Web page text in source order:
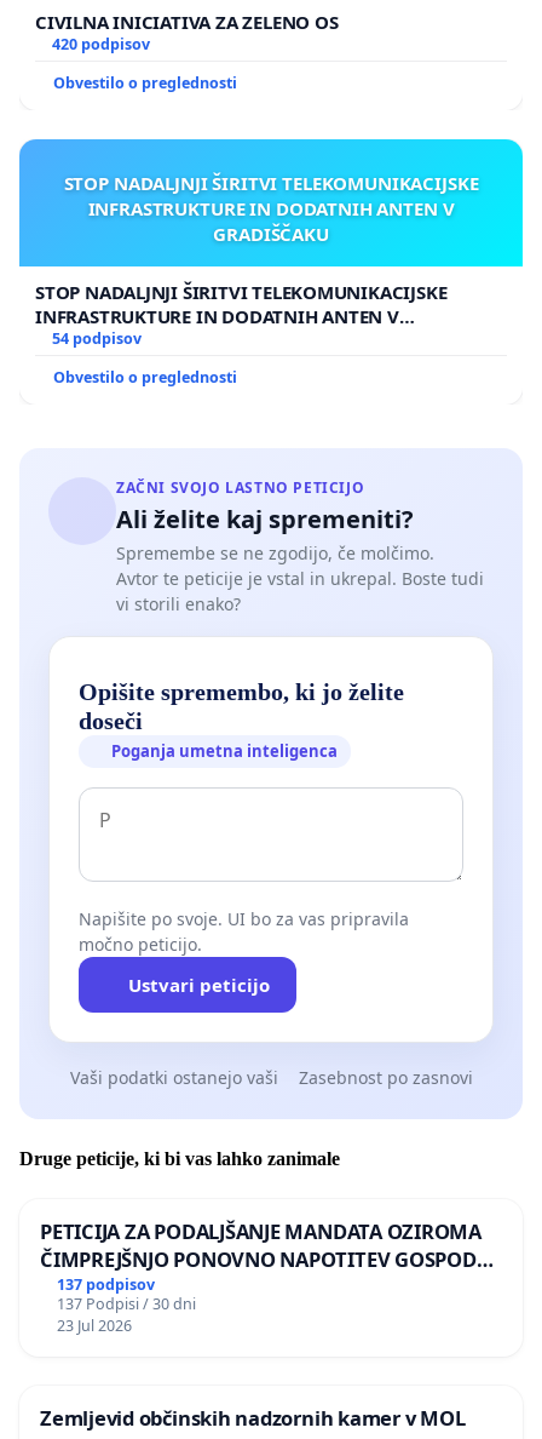
CIVILNA INICIATIVA ZA ZELENO OS
420 podpisov
Obvestilo o preglednosti
STOP NADALJNJI ŠIRITVI TELEKOMUNIKACIJSKE
INFRASTRUKTURE IN DODATNIH ANTEN V
GRADIŠČAKU
STOP NADALJNJI ŠIRITVI TELEKOMUNIKACIJSKE
INFRASTRUKTURE IN DODATNIH ANTEN V
GRADIŠČAKU
54 podpisov
Obvestilo o preglednosti
ZAČNI SVOJO LASTNO PETICIJO
Ali želite kaj spremeniti?
Spremembe se ne zgodijo, če molčimo.
Avtor te peticije je vstal in ukrepal. Boste tudi
vi storili enako?
Opišite spremembo, ki jo želite
doseči
Poganja umetna inteligenca
Napišite po svoje. UI bo za vas pripravila
močno peticijo.
Ustvari peticijo
Vaši podatki ostanejo vaši Zasebnost po zasnovi
Druge peticije, ki bi vas lahko zanimale
PETICIJA ZA PODALJŠANJE MANDATA OZIROMA
ČIMPREJŠNJO PONOVNO NAPOTITEV GOSPODA
BERNARDA ŠRAJNERJA NA VELEPOSLANIŠTVO
REPUBLIKE SLOVENIJE V MOSKVI
137 podpisov
137 Podpisi / 30 dni
23 Jul 2026
Zemljevid občinskih nadzornih kamer v MOL